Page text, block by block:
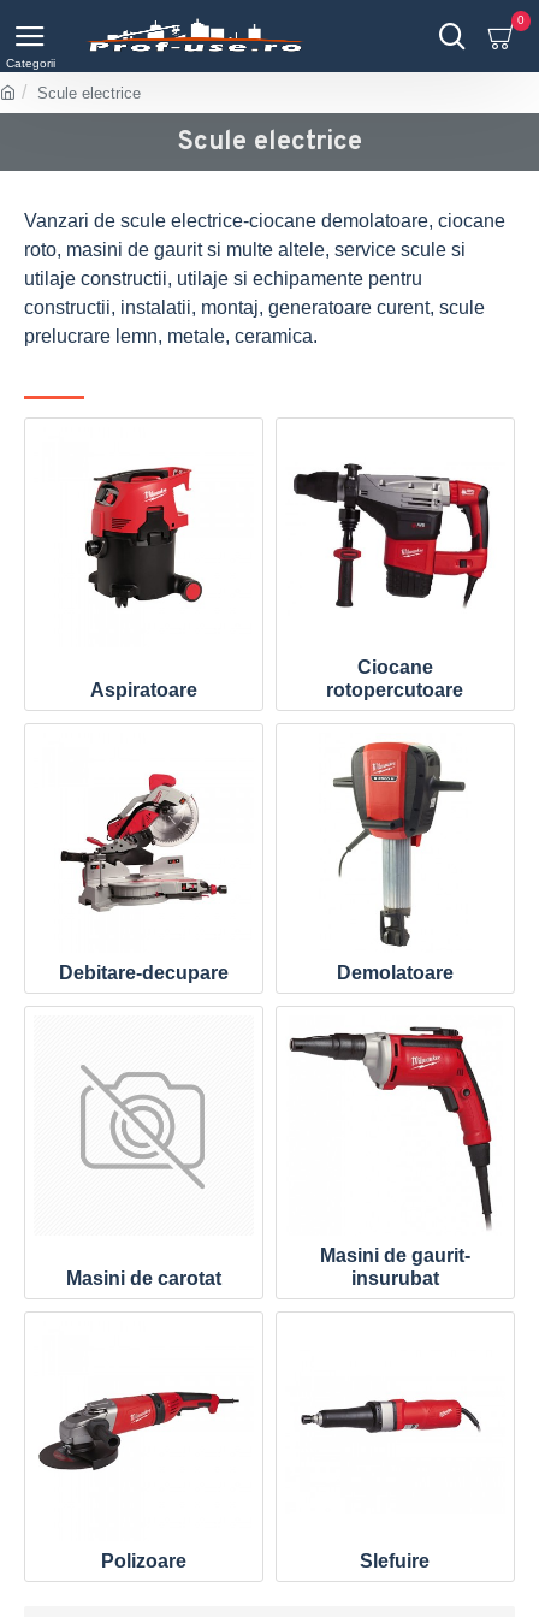
0
Scule electrice
Scule electrice
Vanzari de scule electrice-ciocane demolatoare, ciocane
roto, masini de gaurit si multe altele, service scule si
utilaje constructii, utilaje si echipamente pentru
constructii, instalatii, montaj, generatoare curent, scule
prelucrare lemn, metale, ceramica.
Aspiratoare
Ciocane
rotopercutoare
Debitare-decupare Demolatoare
Masini de carotat
Masini de gaurit-
insurubat
Polizoare Slefuire